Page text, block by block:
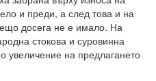
и преди, а след това и на
досега не е имало. На
стокова и суровинна
увеличение на предлагането